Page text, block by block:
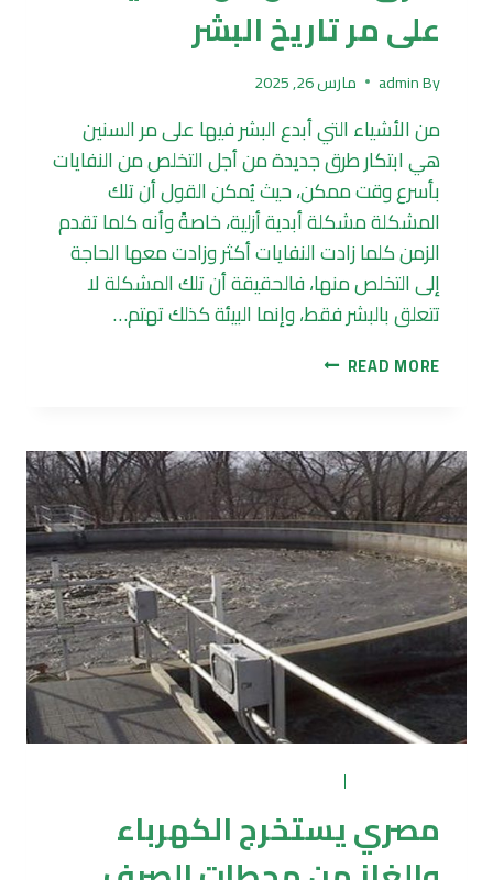
على مر تاريخ البشر
By
admin مارس 26, 2025
من الأشياء التي أبدع البشر فيها على مر السنين
هي ابتكار طرق جديدة من أجل التخلص من النفايات
بأسرع وقت ممكن، حيث يُمكن القول أن تلك
المشكلة مشكلة أبدية أزلية، خاصةً وأنه كلما تقدم
الزمن كلما زادت النفايات أكثر وزادت معها الحاجة
إلى التخلص منها، فالحقيقة أن تلك المشكلة لا
تتعلق بالبشر فقط، وإنما البيئة كذلك تهتم…
READ MORE طرق
على
مر
تاريخ
البشر
|
مصري يستخرج الكهرباء